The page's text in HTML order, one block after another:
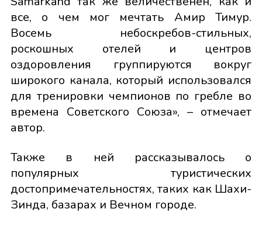
все, о чем мог мечтать Амир Тимур.
Восемь небоскребов-стильных,
роскошных отелей и центров
оздоровления группируются вокруг
широкого канала, который использовался
для тренировки чемпионов по гребле во
времена Советского Союза», – отмечает
автор.
Также в ней рассказывалось о
популярных туристических
достопримечательностях, таких как Шахи-
Зинда, базарах и Вечном городе.